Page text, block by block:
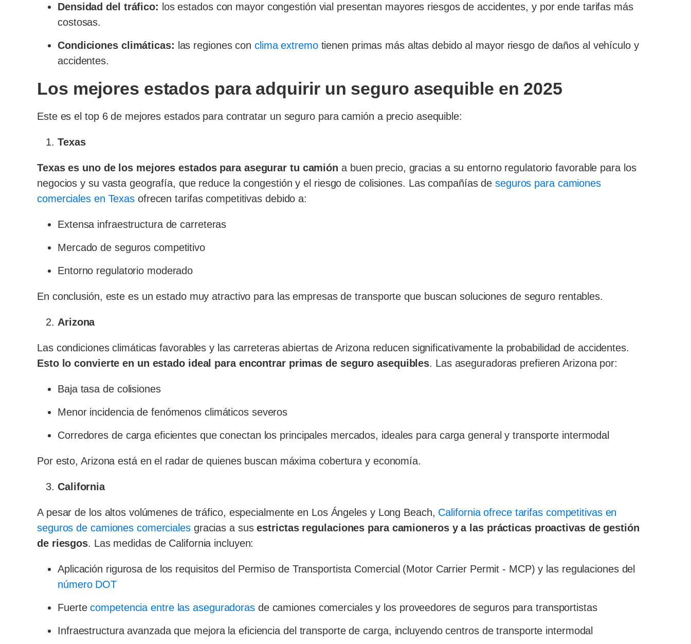
Densidad del tráfico: los estados con mayor congestión vial presentan mayores riesgos de accidentes, y por ende tarifas más
costosas.
Condiciones climáticas: las regiones con clima extremotienen primas más altas debido al mayor riesgo de daños al vehículo y
accidentes.
Los mejores estados para adquirir un seguro asequible en 2025
Este es el top 6 de mejores estados para contratar un seguro para camión a precio asequible:
Texas
Texas es uno de los mejores estados para asegurar tu camión a buen precio, gracias a su entorno regulatorio favorable para los
negocios y su vasta geografía, que reduce la congestión y el riesgo de colisiones. Las compañías deseguros para camiones
comerciales en Texas ofrecen tarifas competitivas debido a:
Extensa infraestructura de carreteras
Mercado de seguros competitivo
Entorno regulatorio moderado
En conclusión, este es un estado muy atractivo para las empresas de transporte que buscan soluciones de seguro rentables.
Arizona
Las condiciones climáticas favorables y las carreteras abiertas de Arizona reducen significativamente la probabilidad de accidentes.
Esto lo convierte en un estado ideal para encontrar primas de seguro asequibles. Las aseguradoras prefieren Arizona por:
Baja tasa de colisiones
Menor incidencia de fenómenos climáticos severos
Corredores de carga eficientes que conectan los principales mercados, ideales para carga general y transporte intermodal
Por esto, Arizona está en el radar de quienes buscan máxima cobertura y economía.
California
A pesar de los altos volúmenes de tráfico, especialmente en Los Ángeles y Long Beach, California ofrece tarifas competitivas en
seguros de camiones comerciales gracias a susestrictas regulaciones para camioneros y a las prácticas proactivas de gestión
de riesgos. Las medidas de California incluyen:
Aplicación rigurosa de los requisitos del Permiso de Transportista Comercial (Motor Carrier Permit - MCP) y las regulaciones del
número DOT
Fuertecompetencia entre las aseguradorasde camiones comerciales y los proveedores de seguros para transportistas
Infraestructura avanzada que mejora la eficiencia del transporte de carga, incluyendo centros de transporte intermodal